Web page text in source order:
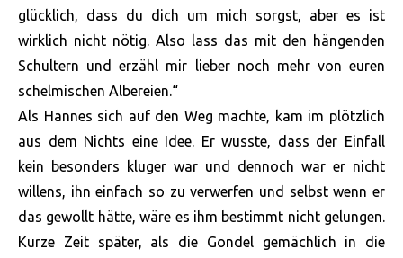
glücklich, dass du dich um mich sorgst, aber es ist
wirklich nicht nötig. Also lass das mit den hängenden
Schultern und erzähl mir lieber noch mehr von euren
schelmischen Albereien.“
Als Hannes sich auf den Weg machte, kam im plötzlich
aus dem Nichts eine Idee. Er wusste, dass der Einfall
kein besonders kluger war und dennoch war er nicht
willens, ihn einfach so zu verwerfen und selbst wenn er
das gewollt hätte, wäre es ihm bestimmt nicht gelungen.
Kurze Zeit später, als die Gondel gemächlich in die